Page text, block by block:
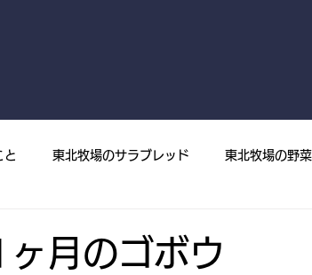
と 東北牧場のサラブレッド 東北牧場の野菜
月のゴボウ